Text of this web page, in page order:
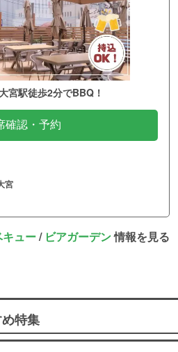
宮駅徒歩2分でBBQ！
確認・予約
宮
ュー/ ビアガーデン情報を見る
特集